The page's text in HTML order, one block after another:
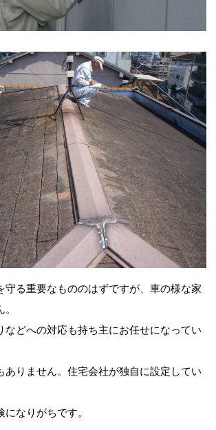
守る重要なもののはずですが、車の様な家
などへの対応も持ち主にお任せになってい
ありません。住宅会社が独自に設定してい
なりがちです。